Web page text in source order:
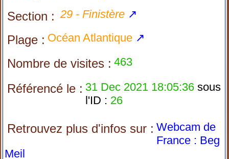
Section : 29 - Finistère ↗
Plage : Océan Atlantique ↗
Nombre de visites : 463
Référencé le : 31 Dec 2021 18:05:36 sous
l'ID : 26
Retrouvez plus d'infos sur : Webcam de
France : Beg
Meil